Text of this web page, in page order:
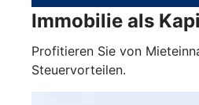
Immobilie als
Profitieren Sie von
Steuervorteilen.